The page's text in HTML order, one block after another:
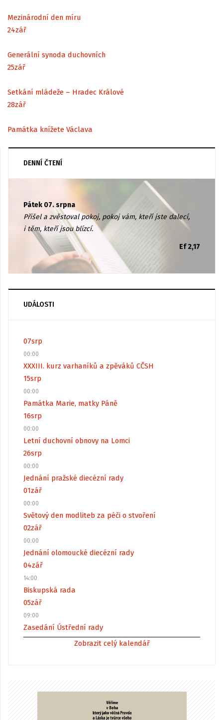
Mezinárodní den míru
24zář
Generální synoda duchovních
25zář
Setkání mládeže – Hradec Králové
28zář
Památka knížete Václava
DENNÍ ČTENÍ
Pátek 07. srpna
Přišel a zvěstoval pokoj, pokoj vám, kteří jste dalecí,
i těm, kteří jsou blízcí.
Ef 2,17
UDÁLOSTI
07srp
00:00
XXXIII. kurz varhaníků a zpěváků CČSH
15srp
00:00
Památka Marie, matky Páně
16srp
00:00
Letní duchovní obnovy na Lomci
26srp
00:00
Jednání pražské diecézní rady
01zář
00:00
Světový den modliteb za péči o stvoření
02zář
00:00
Jednání olomoucké diecézní rady
04zář
14:00
Biskupská rada
05zář
09:00
Zasedání Ústřední rady
Zobrazit celý kalendář